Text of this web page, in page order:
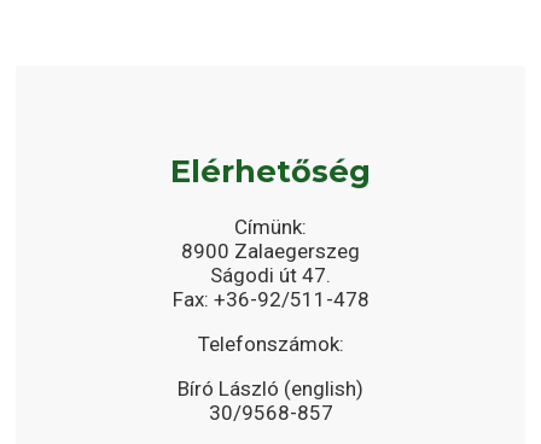
Elérhetőség
Címünk:
8900 Zalaegerszeg
Ságodi út 47.
Fax: +36-92/511-478
Telefonszámok:
Bíró László (english)
30/9568-857